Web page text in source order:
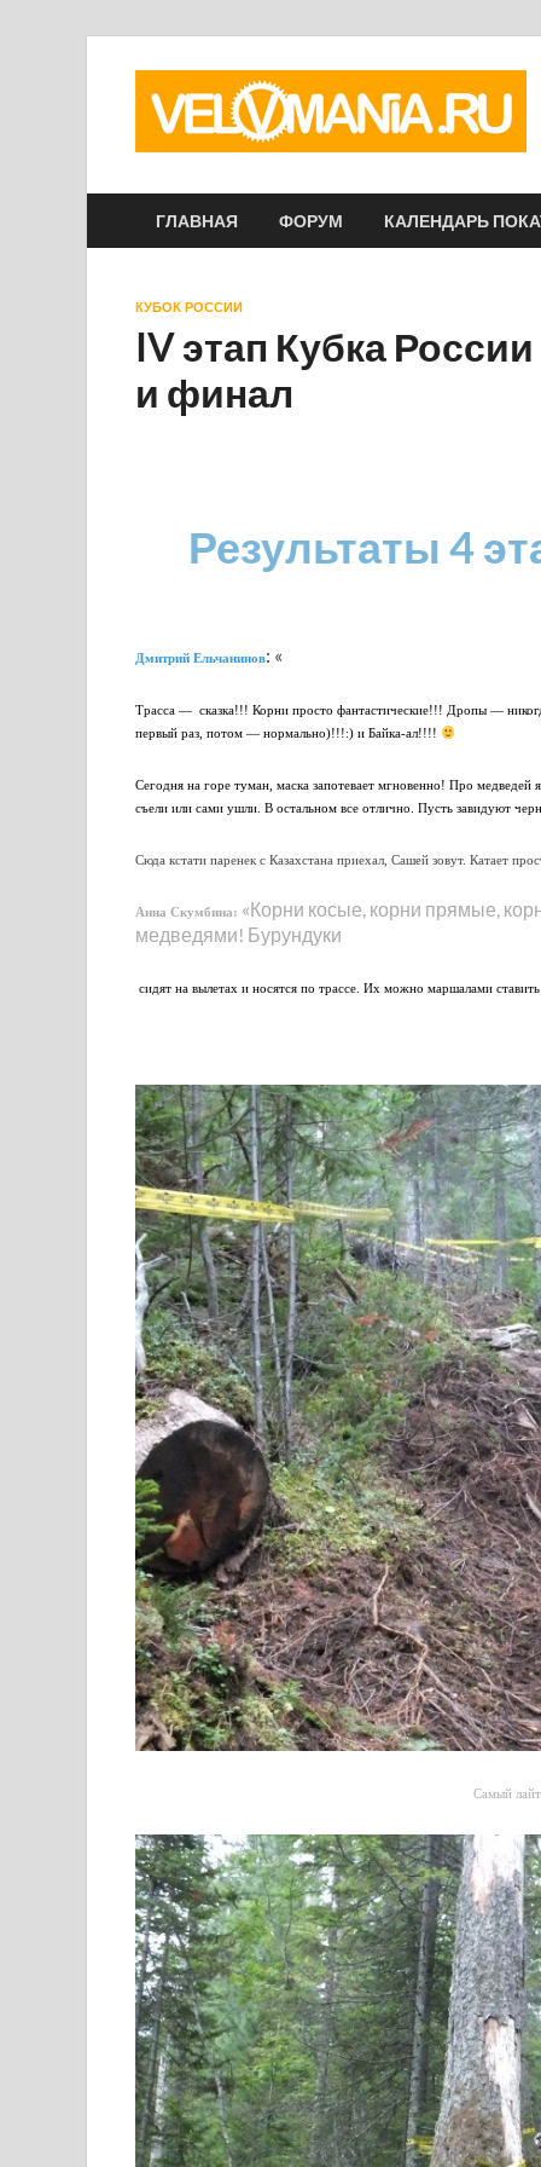
ГЛАВНАЯ ФОРУМ КАЛЕНДАРЬ
КУБОК РОССИИ
IV этап Кубка
и финал
Результаты 4
Дмитрий Ельчанинов: «
Трасса — сказка!!! Корни просто фантастические!!! Дропы —
первый раз, потом — нормально)!!!:) и Байка-ал!!!!
Сегодня на горе туман, маска запотевает мгновенно! Про
съели или сами ушли. В остальном все отлично. Пусть завидуют
Сюда кстати паренек с Казахстана приехал, Сашей зовут. Катает
Анна Скумбина: «Корни косые, корни прямые,
медведями! Бурундуки
сидят на вылетах и носятся по трассе. Их можно маршалами
Самый